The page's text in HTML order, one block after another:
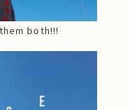
both!!!